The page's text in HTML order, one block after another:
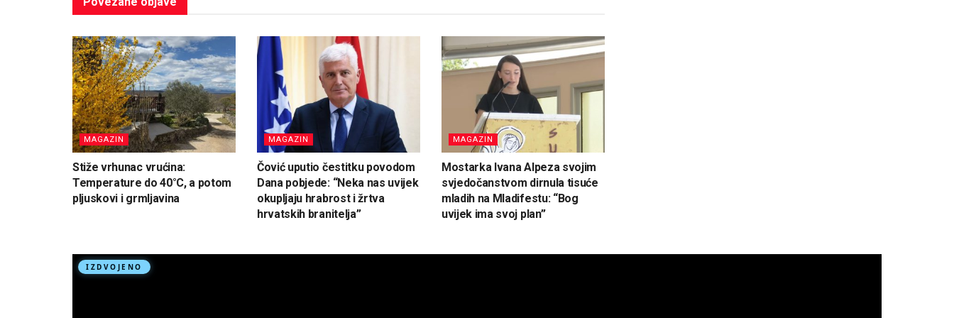
MAGAZIN
Stiže vrhunac vrućina:
Temperature do 40°C, a potom
pljuskovi i grmljavina
MAGAZIN
Čović uputio čestitku povodom
Dana pobjede: “Neka nas uvijek
okupljaju hrabrost i žrtva
hrvatskih branitelja”
MAGAZIN
Mostarka Ivana Alpeza svojim
svjedočanstvom dirnula tisuće
mladih na Mladifestu: “Bog
uvijek ima svoj plan”